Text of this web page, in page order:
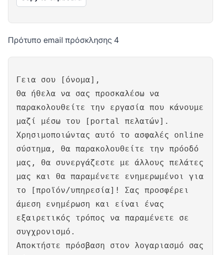
Πρότυπο email πρόσκλησης 4
Γεια σου [όνομα],
Θα ήθελα να σας προσκαλέσω να
παρακολουθείτε την εργασία που κάνουμε
μαζί μέσω του [portal πελατών].
Χρησιμοποιώντας αυτό το ασφαλές online
σύστημα, θα παρακολουθείτε την πρόοδό
μας, θα συνεργάζεστε με άλλους πελάτες
μας και θα παραμένετε ενημερωμένοι για
το [προϊόν/υπηρεσία]! Σας προσφέρει
άμεση ενημέρωση και είναι ένας
εξαιρετικός τρόπος να παραμένετε σε
συγχρονισμό.
Αποκτήστε πρόσβαση στον λογαριασμό σας